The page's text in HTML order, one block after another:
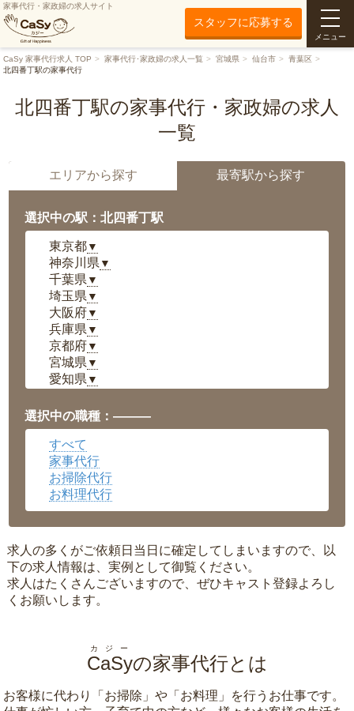
家事代行・家政婦の求人サイト
スタッフに応募する
メニュー
CaSy 家事代行求人 TOP 家事代行･家政婦の求人一覧 宮城県 仙台市
青葉区
北四番丁駅の家事代行
北四番丁駅の家事代行・家政婦の求人
一覧
エリアから探す 最寄駅から探す
選択中の駅：北四番丁駅
東京都▼
神奈川県 ▼
千葉県 ▼
埼玉県 ▼
大阪府▼
兵庫県 ▼
京都府▼
宮城県 ▼
愛知県 ▼
岡山県▼
広島県▼
沖縄県
選択中の職種：———
すべて
家事代行
お掃除代行
お料理代行
求人の多くがご依頼日当日に確定してしまいますので、以
下の求人情報は、実例として御覧ください。
求人はたくさんございますので、ぜひキャスト登録よろし
くお願いします。
CaSy
カジー
の家事代行とは
お客様に代わり「 お掃除 」や「 お料理 」を行うお仕事です。